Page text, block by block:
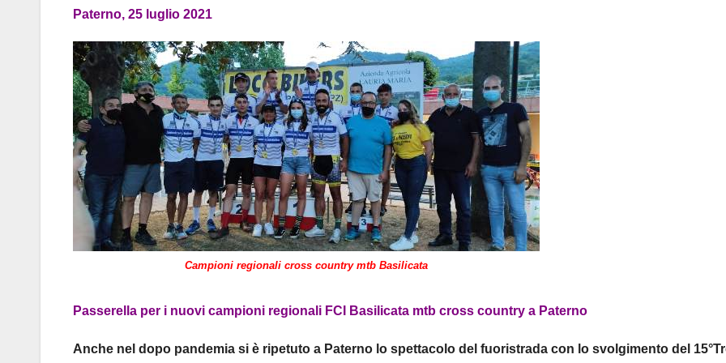
Paterno, 25 luglio 2021
Campioni regionali cross country mtb Basilicata
Passerella per i nuovi campioni regionali FCI Basilicata mtb cross country a Paterno
Anche nel dopo pandemia si è ripetuto a Paterno lo spettacolo del fuoristrada con lo svolgimento del